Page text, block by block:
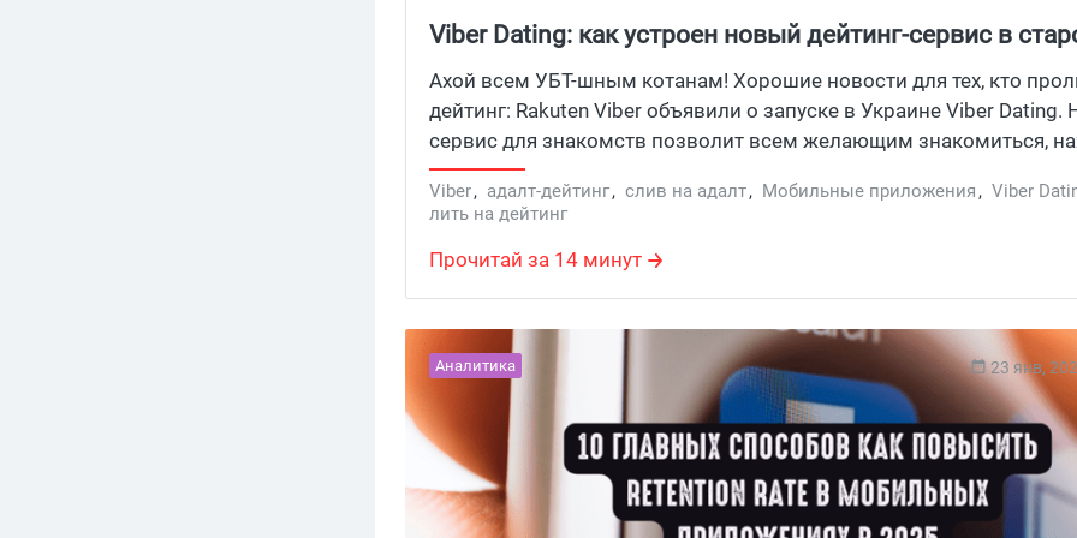
Viber Dating: как устроен новый дейтинг-сервис в
мессенджере и чем может быть полезен аффилейту
Ахой всем УБТ-шным котанам! Хорошие новости для тех, кто
дейтинг: Rakuten Viber объявили о запуске в Украине Viber Dating.
сервис для знакомств позволит всем желающим знакомиться,
партнеров онлайн и общаться внутри экосистемы Viber, гарантируя
участникам более высокий уровень конфиденциальности и
работает новый дейтинг-сервис, что нужно для регистрации и
Viber, адалт-дейтинг, слив на адалт, Мобильные приложения, Viber
лить на дейтинг
Прочитай за 14 минут
Аналитика 23 янв,